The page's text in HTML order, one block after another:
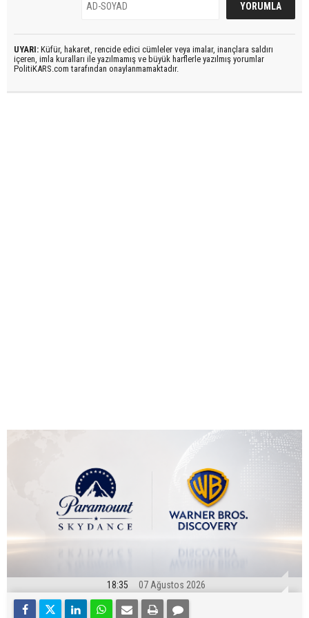
UYARI: Küfür, hakaret, rencide edici cümleler veya imalar, inançlara saldırı
içeren, imla kuralları ile yazılmamış ve büyük harflerle yazılmış yorumlar
PolitiKARS.com tarafından onaylanmamaktadır.
18:35 07 Ağustos 2026